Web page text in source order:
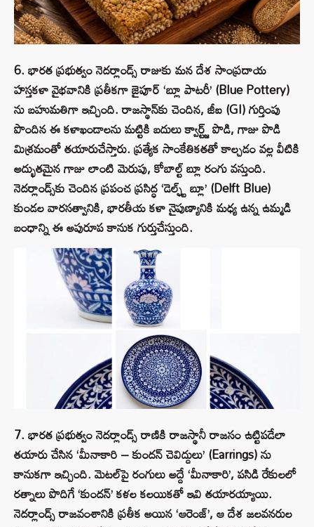
6. భారత ప్రభుత్వం నెదర్లాండ్స్ రాజుకు మన దేశ సాంప్రదాయ
హస్తకళా వైభవానికి ప్రతీకగా జైపూర్ ‘బ్లూ పాటరీ’ (Blue Pottery)
ను బహుమతిగా ఇచ్చింది. రాజస్థాన్‌కు చెందిన, జీఐ (GI) గుర్తింపు
పొందిన ఈ కళాఖండాలను మట్టికి బదులు క్వార్ట్జ్ పొడి, గాజు పొడి
మిశ్రమంతో తయారుచేస్తారు. ప్రత్యేక సాంకేతికతతో కాల్చడం వల్ల వీటికి
అద్భుతమైన గాజు లాంటి మెరుపు, కోబాల్ట్ బ్లూ రంగు వస్తుంది.
నెదర్లాండ్స్‌కు చెందిన ప్రపంచ ప్రసిద్ధ ‘డెల్ఫ్ట్ బ్లూ’ (Delft Blue)
కుండల వారసత్వానికి, భారతీయ కళా నైపుణ్యానికి మధ్య ఉన్న ఉమ్మడి
బంధాన్ని ఈ అపురూప కానుక గుర్తుచేస్తుంది.
7. భారత ప్రభుత్వం నెదర్లాండ్స్ రాణికి రాజస్థానీ రాజసం ఉట్టిపడేలా
తయారు చేసిన ‘మీనాకారి – కుందన్ చెవిద్దులు’ (Earrings) ను
కానుకగా ఇచ్చింది. మెటల్‌పై రంగులు అద్దే ‘మీనాకారి’, పసిడి రేకులలో
రత్నాలు పొదిగే ‘కుందన్’ కళల కలయికతో ఇవి తయారయ్యాయి.
నెదర్లాండ్స్ రాజవంశానికి ప్రతీక అయిన ‘ఆరెంజ్’, ఆ దేశ జలవనరుల